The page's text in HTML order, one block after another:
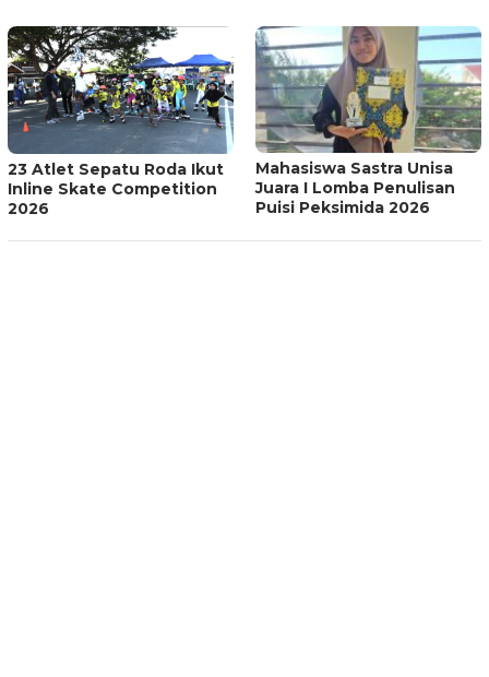
23 Atlet Sepatu Roda Ikut
Inline Skate Competition
2026
Mahasiswa Sastra Unisa
Juara I Lomba Penulisan
Puisi Peksimida 2026